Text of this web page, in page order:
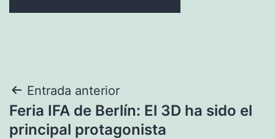
Navegación
de
Entrada anterior
Feria IFA de Berlín: El 3D ha sido el
principal protagonista